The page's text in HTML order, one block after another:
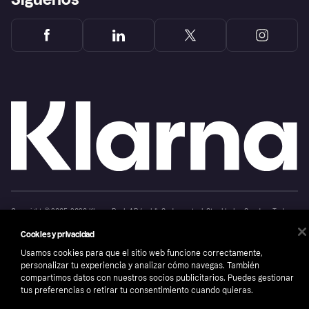
Copyright © 2005-2026 Klarna Bank AB (publ). Sede central: Stockholm, Sweden. Todos
Aviso Sobre CookiesKlarna.com
Cookies y privacidad
Usamos cookies para que el sitio web funcione correctamente,
personalizar tu experiencia y analizar cómo navegas. También
compartimos datos con nuestros socios publicitarios. Puedes gestionar
tus preferencias o retirar tu consentimiento cuando quieras.